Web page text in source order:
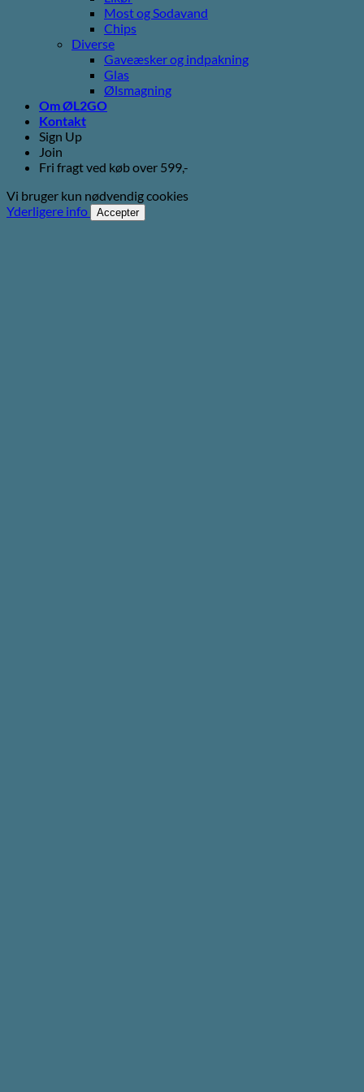
Most og Sodavand
Chips
Diverse
Gaveæsker og indpakning
Glas
Ølsmagning
Om ØL2GO
Kontakt
Sign Up
Join
Fri fragt ved køb over 599,-
Vi bruger kun nødvendig cookies
Yderligere info
Accepter